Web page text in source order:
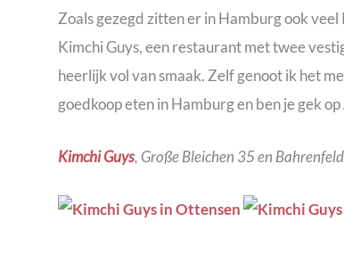
Zoals gezegd zitten er in Hamburg ook
Kimchi Guys, een restaurant met twee
heerlijk vol van smaak. Zelf genoot ik het
goedkoop eten in Hamburg en ben je gek
Kimchi Guys, Große Bleichen 35 en